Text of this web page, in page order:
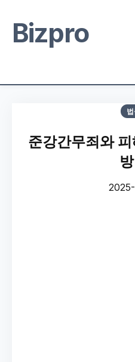
Bizpro
준강간무죄와